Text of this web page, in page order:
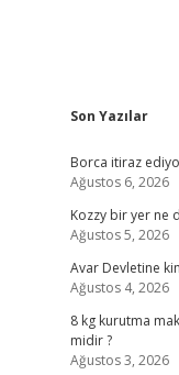
Son Yazılar
Borca itiraz
Ağustos 6, 2026
Kozzy bir yer ne
Ağustos 5, 2026
Avar Devletine
Ağustos 4, 2026
8 kg kurutma
midir ?
Ağustos 3, 2026